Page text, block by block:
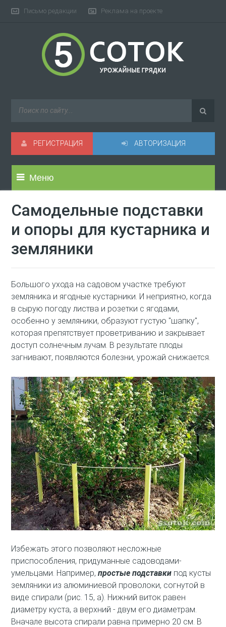
Письмо редакции Реклама на проекте
АВТОРИЗАЦИЯ
РЕГИСТРАЦИЯ
Меню
Самодельные подставки
и опоры для кустарника и
земляники
Большого ухода на садовом участке требуют
земляника и ягодные кустарники. И неприятно, когда
в сырую погоду листва и розетки с ягодами,
особенно у земляники, образуют густую "шапку",
которая препятствует проветриванию и закрывает
доступ солнечным лучам. В результате плоды
загнивают, появляются болезни, урожай снижается.
Избежать этого позволяют несложные
приспособления, придуманные садоводами-
умельцами. Например,простые подставки под кусты
земляники из алюминиевой проволоки, согнутой в
виде спирали (рис. 15, а). Нижний виток равен
диаметру куста, а верхний - двум его диаметрам.
Вначале высота спирали равна примерно 20 см. В